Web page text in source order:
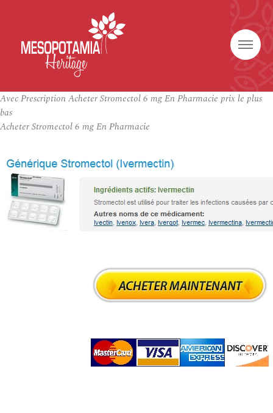
Avec Prescription Acheter Stromectol 6 mg En Pharmacie prix le plus
bas
Acheter Stromectol 6 mg En Pharmacie